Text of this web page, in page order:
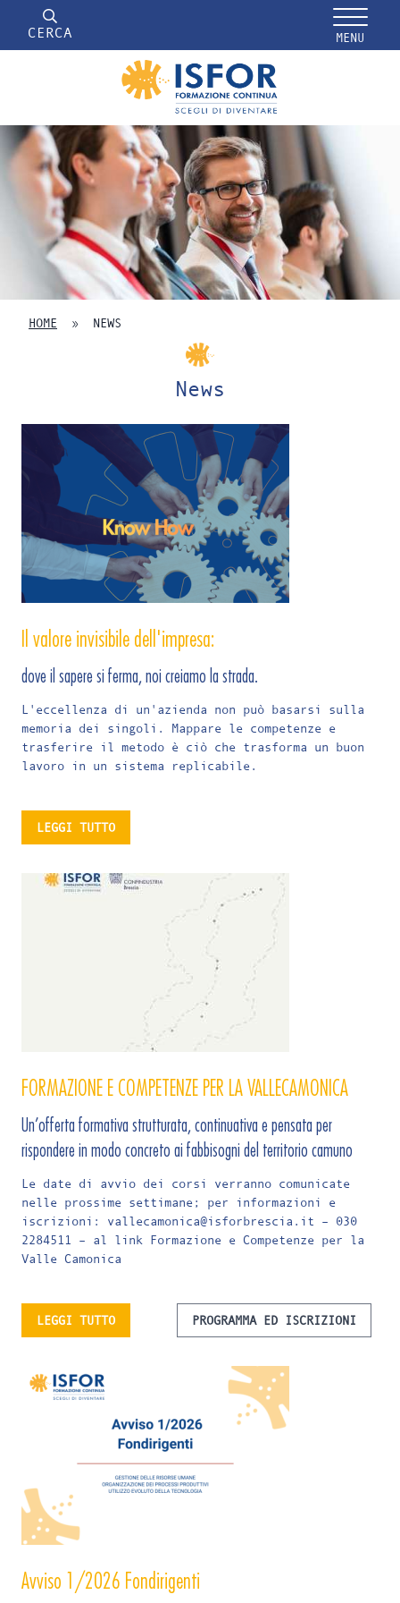
CERCA MENU
HOME » NEWS
News
Il valore invisibile dell'impresa:
dove il sapere si ferma, noi creiamo la strada.
L'eccellenza di un'azienda non può basarsi sulla
memoria dei singoli. Mappare le competenze e
trasferire il metodo è ciò che trasforma un buon
lavoro in un sistema replicabile.
LEGGI TUTTO
FORMAZIONE E COMPETENZE PER LA VALLECAMONICA
Un’offerta formativa strutturata, continuativa e pensata per
rispondere in modo concreto ai fabbisogni del territorio camuno
Le date di avvio dei corsi verranno comunicate
nelle prossime settimane; per informazioni e
iscrizioni: vallecamonica@isforbrescia.it – 030
2284511 – al link Formazione e Competenze per la
Valle Camonica
LEGGI TUTTO PROGRAMMA ED ISCRIZIONI
Avviso 1/2026 Fondirigenti